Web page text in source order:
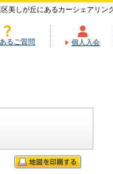
しが丘にあるカーシェアリング
るご質問 個人入会